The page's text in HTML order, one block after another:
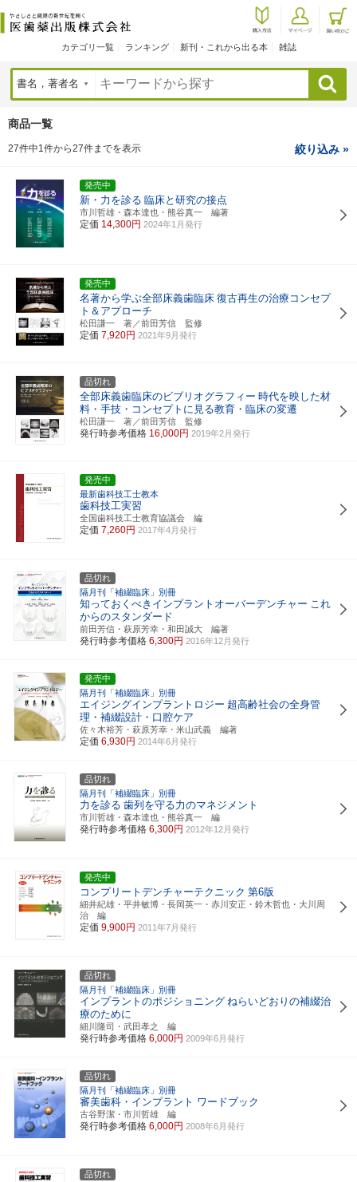
カテゴリ一覧 ランキング 新刊・これから出る本 雑誌
検索
商品一覧
27件中1件から27件までを表示 絞り込み »
発売中
新・力を診る 臨床と研究の接点
市川哲雄・森本達也・熊谷真一 編著
定価 14,300円 2024年1月発行
発売中
名著から学ぶ全部床義歯臨床 復古再生の治療コンセプ
ト＆アプローチ
松田謙一 著／前田芳信 監修
定価 7,920円 2021年9月発行
品切れ
全部床義歯臨床のビブリオグラフィー 時代を映した材
料・手技・コンセプトに見る教育・臨床の変遷
松田謙一 著／前田芳信 監修
発行時参考価格 16,000円 2019年2月発行
発売中
最新歯科技工士教本
歯科技工実習
全国歯科技工士教育協議会 編
定価 7,260円 2017年4月発行
品切れ
隔月刊「補綴臨床」別冊
知っておくべきインプラントオーバーデンチャー これ
からのスタンダード
前田芳信・萩原芳幸・和田誠大 編著
発行時参考価格 6,300円 2016年12月発行
発売中
隔月刊「補綴臨床」別冊
エイジングインプラントロジー 超高齢社会の全身管
理・補綴設計・口腔ケア
佐々木裕芳・萩原芳幸・米山武義 編著
定価 6,930円 2014年6月発行
品切れ
隔月刊「補綴臨床」別冊
力を診る 歯列を守る力のマネジメント
市川哲雄・森本達也・熊谷真一 編
発行時参考価格 6,300円 2012年12月発行
発売中
コンプリートデンチャーテクニック 第6版
細井紀雄・平井敏博・長岡英一・赤川安正・鈴木哲也・大川周
治 編
定価 9,900円 2011年7月発行
品切れ
隔月刊「補綴臨床」別冊
インプラントのポジショニング ねらいどおりの補綴治
療のために
細川隆司・武田孝之 編
発行時参考価格 6,000円 2009年6月発行
品切れ
隔月刊「補綴臨床」別冊
審美歯科・インプラント ワードブック
古谷野潔・市川哲雄 編
発行時参考価格 6,000円 2008年6月発行
品切れ